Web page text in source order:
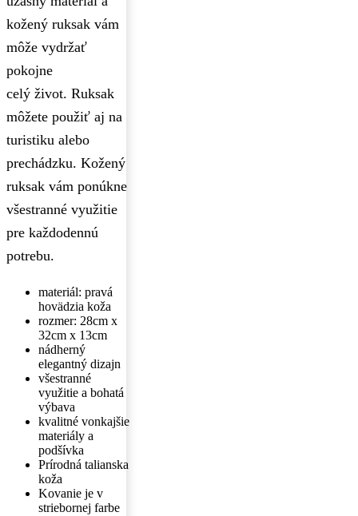
kožený ruksak vám
môže vydržať
pokojne
celý život. Ruksak
môžete použiť aj na
turistiku alebo
prechádzku. Kožený
ruksak vám ponúkne
všestranné využitie
pre každodennú
potrebu.
materiál: pravá
hovädzia koža
rozmer: 28cm x
32cm x 13cm
nádherný
elegantný dizajn
všestranné
využitie a bohatá
výbava
kvalitné vonkajšie
materiály a
podšívka
Prírodná talianska
koža
Kovanie je v
striebornej farbe